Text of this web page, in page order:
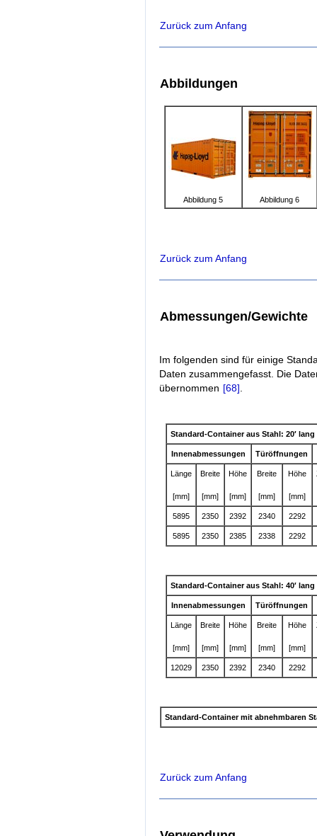
Zurück zum Anfang
Abbildungen
Abbildung 5 Abbildung 6
Zurück zum Anfang
Abmessungen/Gewichte
Im folgenden sind für einige
Daten zusammengefasst. Die
übernommen [68].
Standard-Container aus Stahl: 20′
Innenabmessungen Türöffnungen
Länge
[mm]
Breite
[mm]
Höhe
[mm]
Breite
[mm]
Höhe
[mm]
5895 2350 2392 2340 2292
5895 2350 2385 2338 2292
Standard-Container aus Stahl: 40′
Innenabmessungen Türöffnungen
Länge
[mm]
Breite
[mm]
Höhe
[mm]
Breite
[mm]
Höhe
[mm]
12029 2350 2392 2340 2292
Standard-Container mit abnehmbaren
Zurück zum Anfang